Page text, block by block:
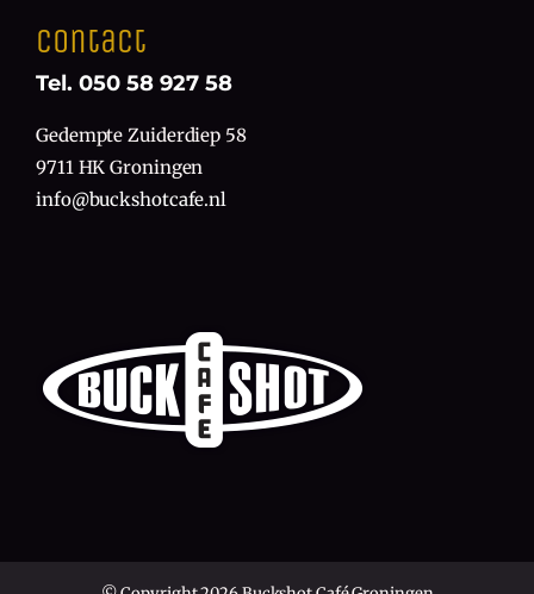
Contact
Tel. 050 58 927 58
Gedempte Zuiderdiep 58
9711 HK Groningen
info@buckshotcafe.nl